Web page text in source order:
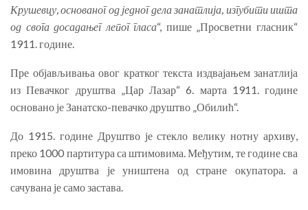
Крушевцу, основаног од једног дела занатлија, изгубити ишта
од свога досадањег лепог гласа“, пише „Просветни гласник“
1911. године.
Пре објављивања овог кратког текста издвајањем занатлија
из Певачког друштва „Цар Лазар“ 6. марта 1911. године
основано је Занатско-певачко друштво „Обилић“.
До 1915. године Друштво је стекло велику нотну архиву,
преко 1000 партитура са штимовима. Међутим, те године сва
имовина друштва је уништена од стране окупатора. а
сачувана је само застава.